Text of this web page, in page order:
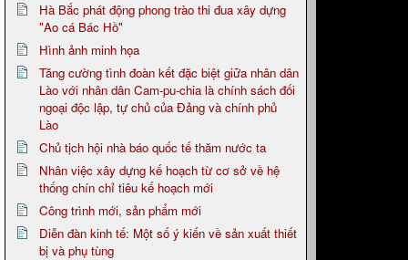
Hà Bắc phát động phong trào thi đua xây dựng
"Ao cá Bác Hồ"
Hình ảnh minh họa
Tăng cường tình đoàn kết đặc biệt giữa nhân dân
Lào với nhân dân Cam-pu-chia là chính sách đối
ngoại độc lập, tự chủ của Đảng và chính phủ
Lào
Chủ tịch hội nhà báo quốc tế thăm nước ta
Nhân việc xây dựng kế hoạch từ cơ sở về hệ
thống chín chỉ tiêu kế hoạch mới
Công trình mới, sản phẩm mới
Diễn đàn kinh tế: Một số ý kiến về sản xuất thiết
bị và phụ tùng